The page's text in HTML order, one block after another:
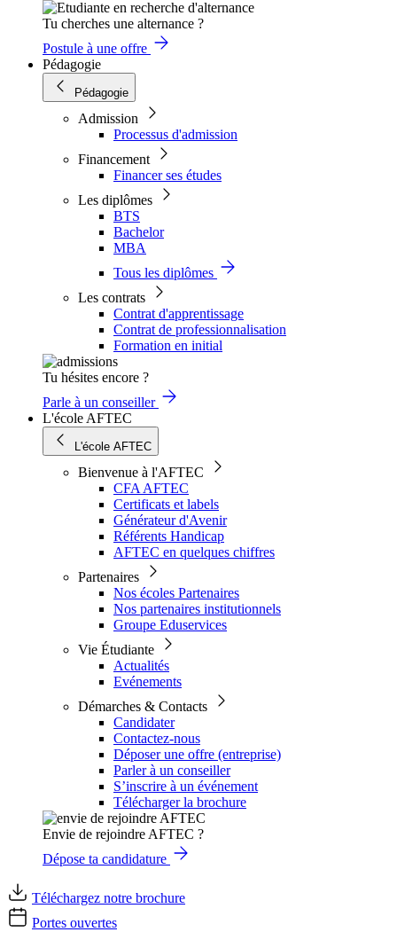
Tu cherches une alternance ?
Postule à une offre
Pédagogie
Pédagogie
Admission
Processus d'admission
Financement
Financer ses études
Les diplômes
BTS
Bachelor
MBA
Tous les diplômes
Les contrats
Contrat d'apprentissage
Contrat de professionnalisation
Formation en initial
Tu hésites encore ?
Parle à un conseiller
L'école AFTEC
L'école AFTEC
Bienvenue à l'AFTEC
CFA AFTEC
Certificats et labels
Générateur d'Avenir
Référents Handicap
AFTEC en quelques chiffres
Partenaires
Nos écoles Partenaires
Nos partenaires institutionnels
Groupe Eduservices
Vie Étudiante
Actualités
Evénements
Démarches & Contacts
Candidater
Contactez-nous
Déposer une offre (entreprise)
Parler à un conseiller
S’inscrire à un événement
Télécharger la brochure
Envie de rejoindre AFTEC ?
Dépose ta candidature
Téléchargez notre brochure
Portes ouvertes